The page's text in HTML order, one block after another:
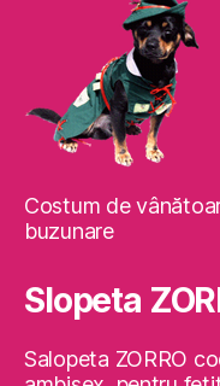
Costum de
buzunare
Slopeta
Salopeta ZORRO